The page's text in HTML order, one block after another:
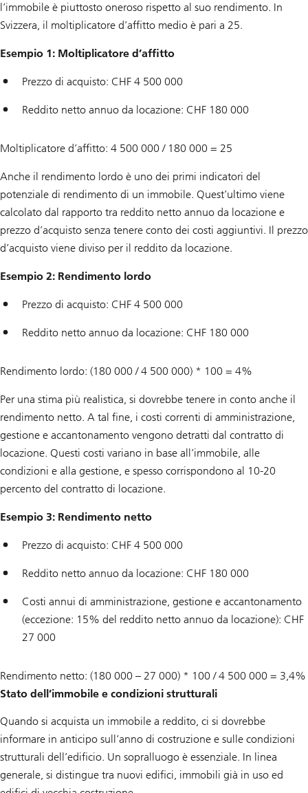
l’immobile è piuttosto oneroso rispetto al suo rendimento. In
Svizzera, il moltiplicatore d’affitto medio è pari a 25.
Esempio 1: Moltiplicatore d’affitto
Prezzo di acquisto: CHF 4 500 000
Reddito netto annuo da locazione: CHF 180 000
Moltiplicatore d’affitto: 4 500 000 / 180 000 = 25
Anche il rendimento lordo è uno dei primi indicatori del
potenziale di rendimento di un immobile. Quest’ultimo viene
calcolato dal rapporto tra reddito netto annuo da locazione e
prezzo d’acquisto senza tenere conto dei costi aggiuntivi. Il prezzo
d’acquisto viene diviso per il reddito da locazione.
Esempio 2: Rendimento lordo
Prezzo di acquisto: CHF 4 500 000
Reddito netto annuo da locazione: CHF 180 000
Rendimento lordo: (180 000 / 4 500 000) * 100 = 4%
Per una stima più realistica, si dovrebbe tenere in conto anche il
rendimento netto. A tal fine, i costi correnti di amministrazione,
gestione e accantonamento vengono detratti dal contratto di
locazione. Questi costi variano in base all’immobile, alle
condizioni e alla gestione, e spesso corrispondono al 10-20
percento del contratto di locazione.
Esempio 3: Rendimento netto
Prezzo di acquisto: CHF 4 500 000
Reddito netto annuo da locazione: CHF 180 000
Costi annui di amministrazione, gestione e accantonamento
(eccezione: 15% del reddito netto annuo da locazione): CHF
27 000
Rendimento netto: (180 000 – 27 000) * 100 / 4 500 000 = 3,4%
Stato dell’immobile e condizioni strutturali
Quando si acquista un immobile a reddito, ci si dovrebbe
informare in anticipo sull’anno di costruzione e sulle condizioni
strutturali dell’edificio. Un sopralluogo è essenziale. In linea
generale, si distingue tra nuovi edifici, immobili già in uso ed